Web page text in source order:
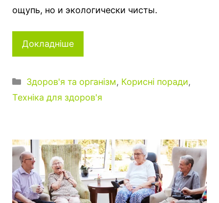
ощупь, но и экологически чисты.
Докладніше
К
а
о
р
і
ї
Здоров'я та організм, Корисні поради,
Техніка для здоров'я